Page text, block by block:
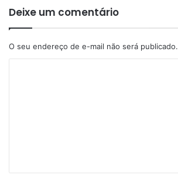
Deixe um comentário
O seu endereço de e-mail não será publicado.